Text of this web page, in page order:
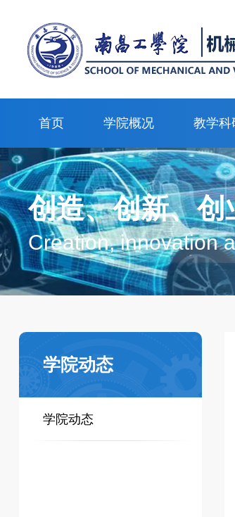
首页 学院概况 教学科
创造、创新、创
Creation, innovation
学院动态
学院动态